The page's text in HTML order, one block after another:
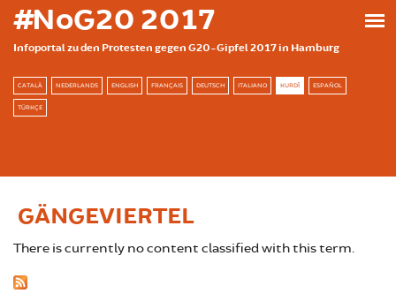
بازبدە بۆ ناوەڕۆکی سەرەکی
#NoG20 2017
Infoportal zu den Protesten gegen G20-Gipfel 2017 in Hamburg
CATALÀ NEDERLANDS ENGLISH FRANÇAIS DEUTSCH ITALIANO KURDÎ ESPAÑOL
TÜRKÇE
GÄNGEVIERTEL
There is currently no content classified with this term.